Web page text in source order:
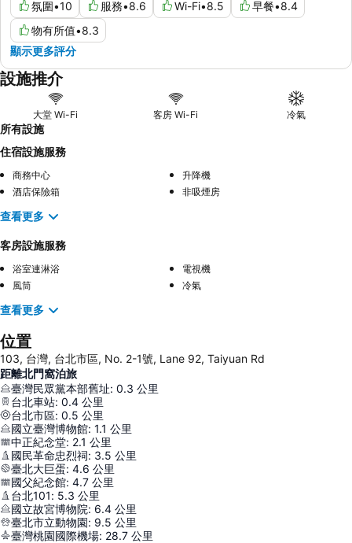
氛圍•10 服務•8.6 Wi-Fi•8.5 早餐•8.4
物有所值•8.3
顯示更多評分
設施推介
大堂 Wi-Fi 客房 Wi-Fi 冷氣
所有設施
住宿設施服務
商務中心
升降機
酒店保險箱
非吸煙房
查看更多
客房設施服務
浴室連淋浴
電視機
風筒
冷氣
查看更多
位置
103, 台灣, 台北市區, No. 2-1號, Lane 92, Taiyuan Rd
距離北門窩泊旅
臺灣民眾黨本部舊址: 0.3 公里
台北車站: 0.4 公里
台北市區: 0.5 公里
國立臺灣博物館: 1.1 公里
中正紀念堂: 2.1 公里
國民革命忠烈祠: 3.5 公里
臺北大巨蛋: 4.6 公里
國父紀念館: 4.7 公里
台北101: 5.3 公里
國立故宮博物院: 6.4 公里
臺北市立動物園: 9.5 公里
臺灣桃園國際機場: 28.7 公里